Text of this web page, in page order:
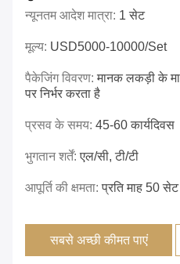
न्यूनतम आदेश मात्रा: 1 सेट
मूल्य: USD5000-10000/set
पैकेजिंग विवरण:मानक लकड़ी के
पर निर्भर करता है
प्रसव के समय: 45-60 कार्यदिवस
भुगतान शर्तें:एल/सी, टी/टी
आपूर्ति की क्षमता:प्रति माह 50 सेट
सबसे अच्छी कीमत पाएं